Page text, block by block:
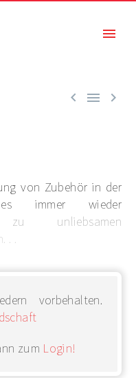
  
von Zubehör in der
immer wieder
zu unliebsamen
. .
vorbehalten.
zum Login!